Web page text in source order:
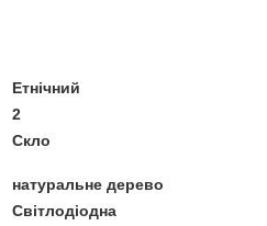
Етнічний
2
Скло
натуральне дерево
Світлодіодна